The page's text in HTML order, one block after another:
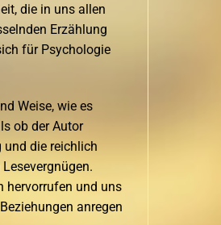
die in uns allen
Erzählung
für Psychologie
Weise, wie es
ob der Autor
und die reichlich
hervorrufen und uns
anregen